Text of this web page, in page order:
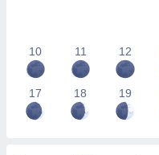
10 11 12
17 18 19